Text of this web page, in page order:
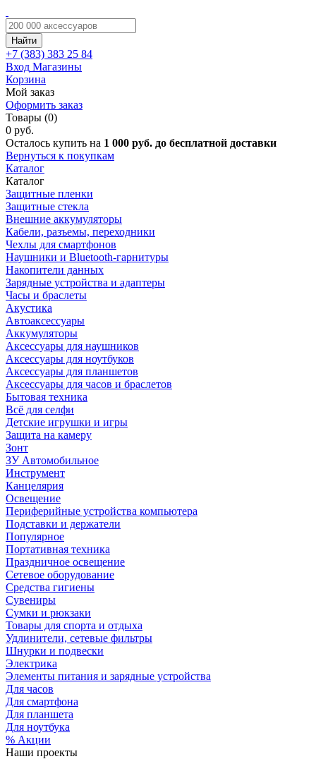
Найти
+7 (383) 383 25 84
Вход Магазины
Корзина
Мой заказ
Оформить заказ
Товары (0)
0 руб.
Осталось купить на 1 000 руб. до бесплатной доставки
Вернуться к покупкам
Каталог
Каталог
Защитные пленки
Защитные стекла
Внешние аккумуляторы
Кабели, разъемы, переходники
Чехлы для смартфонов
Наушники и Bluetooth-гарнитуры
Накопители данных
Зарядные устройства и адаптеры
Часы и браслеты
Акустика
Автоаксессуары
Аккумуляторы
Аксессуары для наушников
Аксессуары для ноутбуков
Аксессуары для планшетов
Аксессуары для часов и браслетов
Бытовая техника
Всё для селфи
Детские игрушки и игры
Защита на камеру
Зонт
ЗУ Автомобильное
Инструмент
Канцелярия
Освещение
Периферийные устройства компьютера
Подставки и держатели
Популярное
Портативная техника
Праздничное освещение
Сетевое оборудование
Средства гигиены
Сувениры
Сумки и рюкзаки
Товары для спорта и отдыха
Удлинители, сетевые фильтры
Шнурки и подвески
Электрика
Элементы питания и зарядные устройства
Для часов
Для смартфона
Для планшета
Для ноутбука
% Акции
Наши проекты